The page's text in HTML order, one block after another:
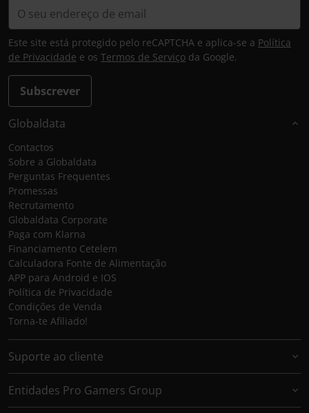
Subscrever
Este site está protegido pelo reCAPTCHA e aplica-se a Política
de Privacidade e os Termos de Serviço da Google.
Globaldata
Contactos
Sobre a Globaldata
Perguntas Frequentes
Promessas
Recrutamento
Globaldata Corporate
Paga com Klarna
Financiamento Cetelem
Calculadora Fonte de Alimentação
APP para Android e IOS
Política de Privacidade
Condições de Venda
Torna-te Afiliado!
Suporte ao cliente
Entidades Pro Gamers Group